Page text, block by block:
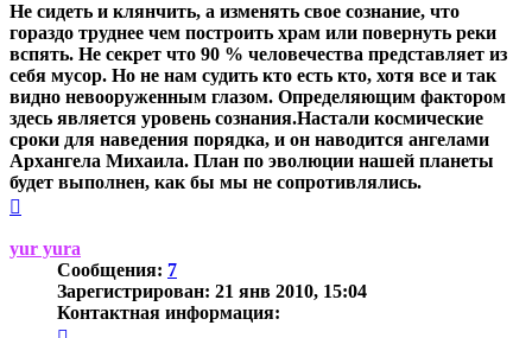
Не сидеть и клянчить, а изменять свое сознание, что
гораздо труднее чем построить храм или повернуть реки
вспять. Не секрет что 90 % человечества представляет из
себя мусор. Но не нам судить кто есть кто, хотя все и так
видно невооруженным глазом. Определяющим фактором
здесь является уровень сознания.Настали космические
сроки для наведения порядка, и он наводится ангелами
Архангела Михаила. План по эволюции нашей планеты
будет выполнен, как бы мы не сопротивлялись.
началу
yur yura
Сообщения: 7
Зарегистрирован: 21 янв 2010, 15:04
Контактная информация: